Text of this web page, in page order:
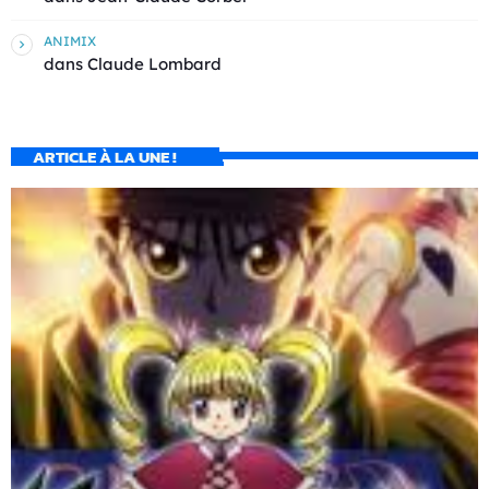
ANIMIX
dans Claude Lombard
ARTICLE À LA UNE !